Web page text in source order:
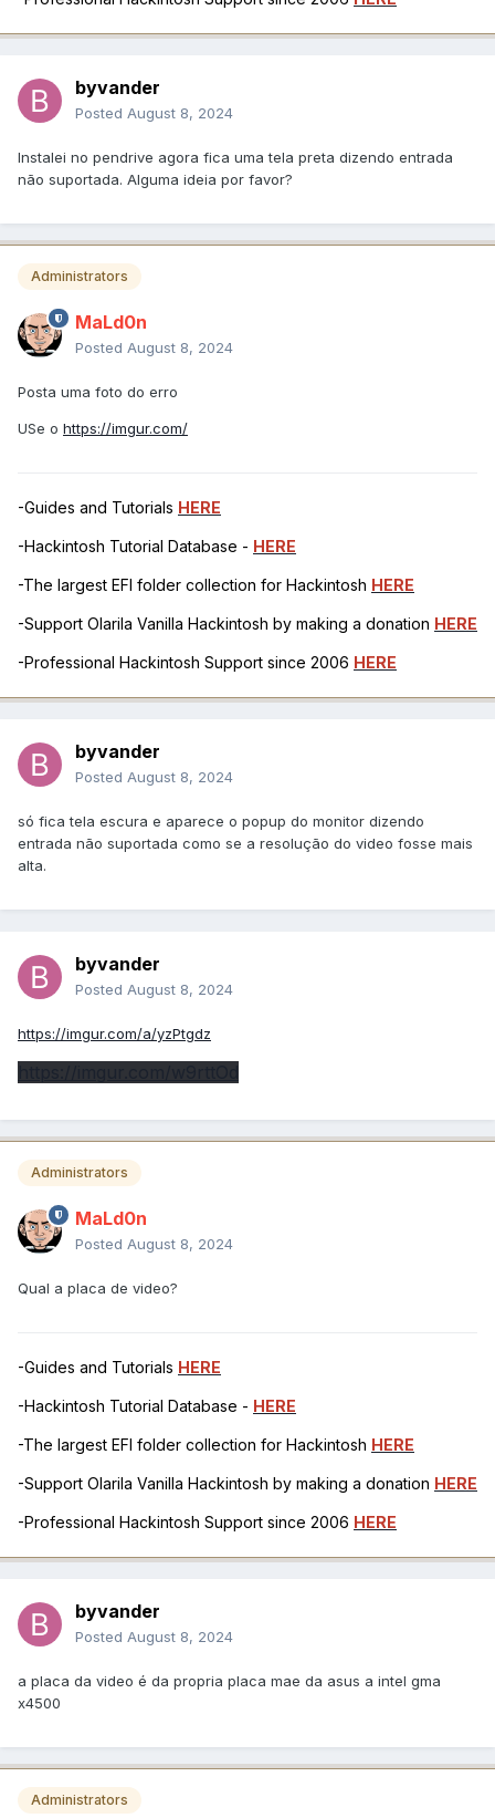
byvander
Posted August 8, 2024
Instalei no pendrive agora fica uma tela preta dizendo entrada
não suportada. Alguma ideia por favor?
Administrators
MaLd0n
Posted August 8, 2024
Posta uma foto do erro
USe o https://imgur.com/
-Guides and Tutorials HERE
-Hackintosh Tutorial Database - HERE
-The largest EFI folder collection for Hackintosh HERE
-Support Olarila Vanilla Hackintosh by making a donation HERE
-Professional Hackintosh Support since 2006 HERE
byvander
Posted August 8, 2024
só fica tela escura e aparece o popup do monitor dizendo
entrada não suportada como se a resolução do video fosse mais
alta.
byvander
Posted August 8, 2024
https://imgur.com/a/yzPtgdz
Administrators
MaLd0n
Posted August 8, 2024
Qual a placa de video?
-Guides and Tutorials HERE
-Hackintosh Tutorial Database - HERE
-The largest EFI folder collection for Hackintosh HERE
-Support Olarila Vanilla Hackintosh by making a donation HERE
-Professional Hackintosh Support since 2006 HERE
byvander
Posted August 8, 2024
a placa da video é da propria placa mae da asus a intel gma
x4500
Administrators